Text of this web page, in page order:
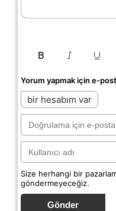
Yorum yapmak için e-
bir hesabım var
Size herhangi bir
göndermeyeceğiz.
Gönder